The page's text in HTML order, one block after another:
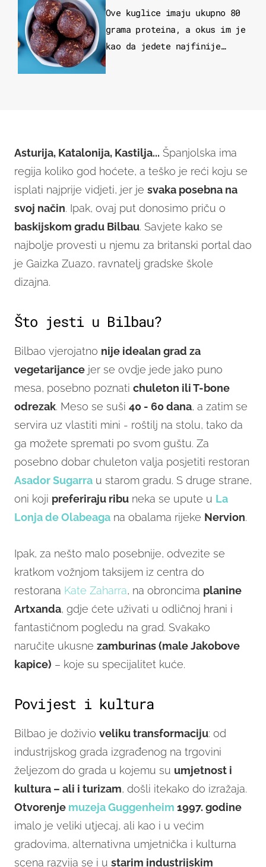
Ove kuglice imaju ukupno 80
grama proteina, a okus im je
kao da jedete najfinije
Asturija, Katalonija, Kastilja... Španjolska ima
regija koliko god hoćete, a teško je reći koju se
isplati najprije vidjeti, jer je svaka posebna na
svoj način. Ipak, ovaj put donosimo priču o
baskijskom gradu Bilbau. Savjete kako se
najbolje provesti u njemu za britanski portal dao
je Gaizka Zuazo, ravnatelj gradske škole
dizajna.
Što jesti u Bilbau?
Bilbao vjerojatno nije idealan grad za
vegetarijance jer se ovdje jede jako puno
mesa, posebno poznati chuleton ili T-bone
odrezak. Meso se suši 40 - 60 dana, a zatim se
servira uz vlastiti mini - roštilj na stolu, tako da
ga možete spremati po svom guštu. Za
posebno dobar chuleton valja posjetiti restoran
Asador Sugarra u starom gradu. S druge strane,
oni koji preferiraju ribu neka se upute u La
Lonja de Olabeaga na obalama rijeke Nervion.
Ipak, za nešto malo posebnije, odvezite se
kratkom vožnjom taksijem iz centra do
restorana Kate Zaharra, na obroncima planine
Artxanda, gdje ćete uživati u odličnoj hrani i
fantastičnom pogledu na grad. Svakako
naručite ukusne zamburinas (male Jakobove
kapice) – koje su specijalitet kuće.
Povijest i kultura
Bilbao je doživio veliku transformaciju: od
industrijskog grada izgrađenog na trgovini
željezom do grada u kojemu su umjetnost i
kultura – ali i turizam, došli itekako do izražaja.
Otvorenje muzeja Guggenheim 1997. godine
imalo je veliki utjecaj, ali kao i u većim
gradovima, alternativna umjetnička i kulturna
scena razvija se i u starim industrijskim